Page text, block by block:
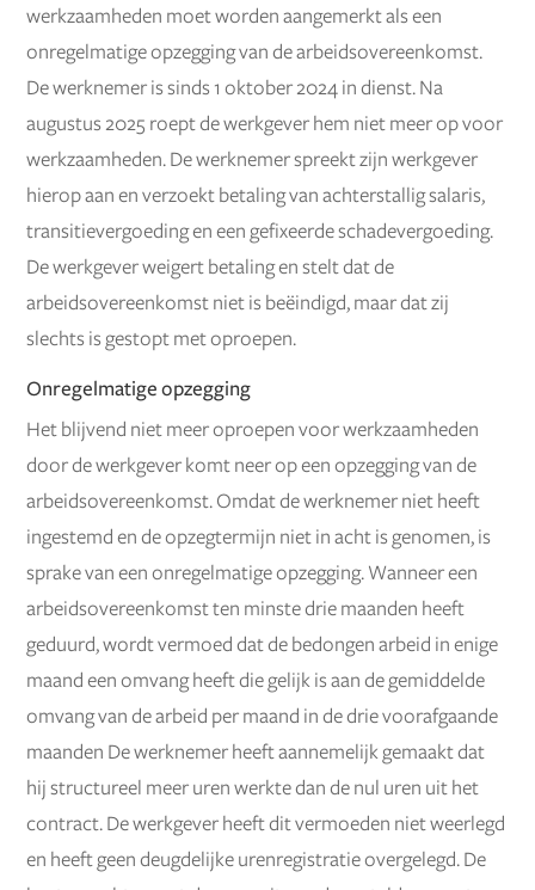
werkzaamheden moet worden aangemerkt als een
onregelmatige opzegging van de arbeidsovereenkomst.
De werknemer is sinds 1 oktober 2024 in dienst. Na
augustus 2025 roept de werkgever hem niet meer op voor
werkzaamheden. De werknemer spreekt zijn werkgever
hierop aan en verzoekt betaling van achterstallig salaris,
transitievergoeding en een gefixeerde schadevergoeding.
De werkgever weigert betaling en stelt dat de
arbeidsovereenkomst niet is beëindigd, maar dat zij
slechts is gestopt met oproepen.
Onregelmatige opzegging
Het blijvend niet meer oproepen voor werkzaamheden
door de werkgever komt neer op een opzegging van de
arbeidsovereenkomst. Omdat de werknemer niet heeft
ingestemd en de opzegtermijn niet in acht is genomen, is
sprake van een onregelmatige opzegging. Wanneer een
arbeidsovereenkomst ten minste drie maanden heeft
geduurd, wordt vermoed dat de bedongen arbeid in enige
maand een omvang heeft die gelijk is aan de gemiddelde
omvang van de arbeid per maand in de drie voorafgaande
maanden De werknemer heeft aannemelijk gemaakt dat
hij structureel meer uren werkte dan de nul uren uit het
contract. De werkgever heeft dit vermoeden niet weerlegd
en heeft geen deugdelijke urenregistratie overgelegd. De